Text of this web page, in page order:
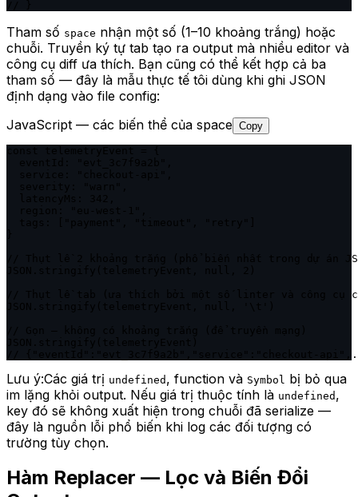
Tham số space nhận một số (1–10 khoảng trắng) hoặc
chuỗi. Truyền ký tự tab tạo ra output mà nhiều editor và
công cụ diff ưa thích. Bạn cũng có thể kết hợp cả ba
tham số — đây là mẫu thực tế tôi dùng khi ghi JSON
định dạng vào file config:
JavaScript — các biến thể của space Copy
// Thụt lề 2 khoảng trắng (phổ biến nhất trong dự án
// Thụt lề tab (ưa thích bởi một số linter và công cụ
// {"eventId":"evt_3c7f9a2b","service":"checkout-
Lưu ý:Các giá trị undefined , function và Symbol bị bỏ qua
im lặng khỏi output. Nếu giá trị thuộc tính là undefined ,
key đó sẽ không xuất hiện trong chuỗi đã serialize —
đây là nguồn lỗi phổ biến khi log các đối tượng có
trường tùy chọn.
Hàm Replacer — Lọc và Biến Đổi